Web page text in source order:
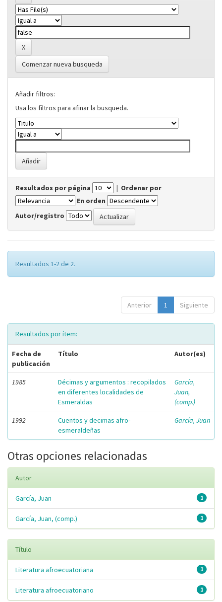
Comenzar nueva busqueda
Añadir filtros:
Usa los filtros para afinar la busqueda.
Resultados por página | Ordenar por
En orden
Autor/registro
Resultados 1-2 de 2.
Anterior 1 Siguiente
Resultados por ítem:
Fecha de
publicación
Título Autor(es)
1985
Décimas y argumentos : recopilados
en diferentes localidades de
Esmeraldas
García,
Juan,
(comp.)
1992
Cuentos y decimas afro-
esmeraldeñas
García, Juan
Otras opciones relacionadas
Autor
1
García, Juan
1
García, Juan, (comp.)
Título
1
Literatura afroecuatoriana
1
Literatura afroecuatoriano